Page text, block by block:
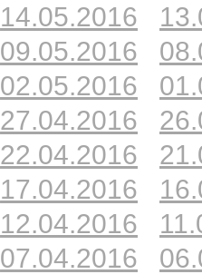
14.05.2016
09.05.2016
02.05.2016
27.04.2016
22.04.2016
17.04.2016
12.04.2016
07.04.2016